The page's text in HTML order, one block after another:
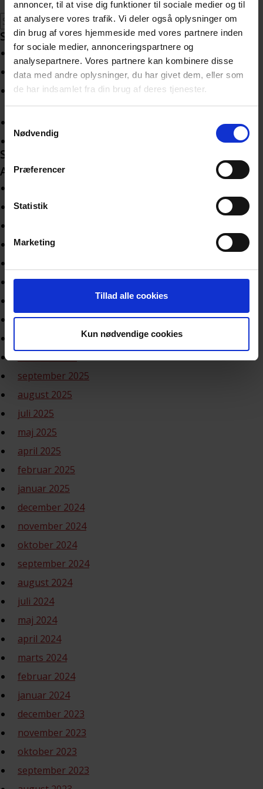
annoncer, til at vise dig funktioner til sociale medier og til
at analysere vores trafik. Vi deler også oplysninger om
din brug af vores hjemmeside med vores partnere inden
for sociale medier, annonceringspartnere og
analysepartnere. Vores partnere kan kombinere disse
data med andre oplysninger, du har givet dem, eller som
de har indsamlet fra din brug af deres tjenester.
Samtykkevalg
Nødvendig
Præferencer
Statistik
Marketing
Tillad alle cookies
Kun nødvendige cookies
Søg
efter:
Seneste indlæg
Nyhedsbrev august 2026
Sommerhilsen fra Landsbestyrelsen
Kor for Efterladte og Sørgende, opstart 9. september
2026 i København
NEFOS søger frivillige mentorer
Seneste kommentarer
Arkiver
juni 2026
april 2026
februar 2026
december 2025
november 2025
oktober 2025
september 2025
august 2025
juli 2025
maj 2025
april 2025
februar 2025
januar 2025
december 2024
november 2024
oktober 2024
september 2024
august 2024
juli 2024
maj 2024
april 2024
marts 2024
februar 2024
januar 2024
december 2023
november 2023
oktober 2023
september 2023